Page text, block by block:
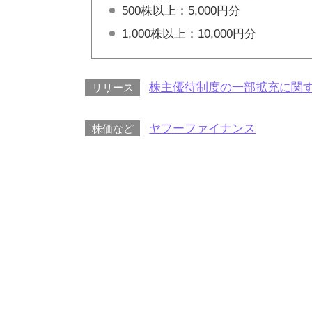
500株以上：5,000円分
1,000株以上：10,000円分
リリース 株主優待制度の一部拡充に関
株価など ヤフーファイナンス